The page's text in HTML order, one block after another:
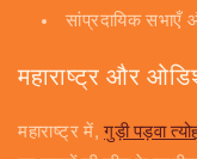
सांप्रदायिक सभाएँ
महाराष्ट्र और
महाराष्ट्र में, गुड़ी पड़वा